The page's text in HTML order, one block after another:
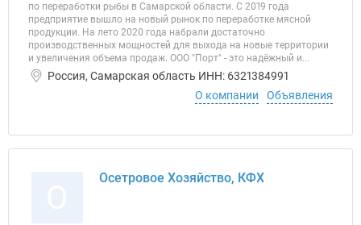
по переработки рыбы в Самарской области. С 2019 года
предприятие вышло на новый рынок по переработке мясной
продукции. На лето 2020 года набрали достаточно
производственных мощностей для выхода на новые территории
и увеличения объема продаж. ООО "Порт" - это надёжный и...
Россия, Самарская область ИНН: 6321384991
О компании
Объявления
Осетровое Хозяйство, КФХ